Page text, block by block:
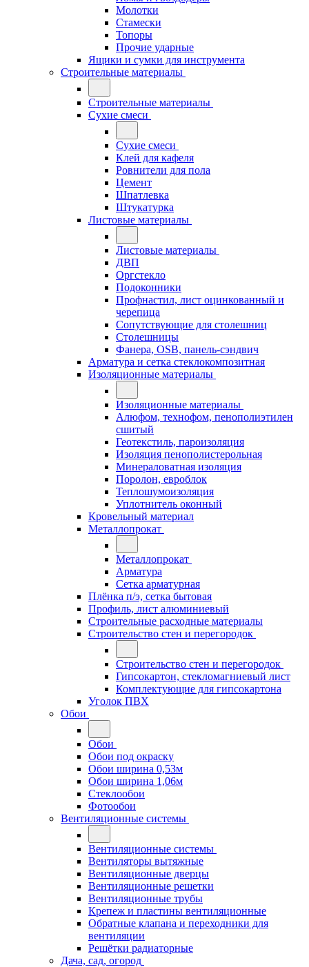
Молотки
Стамески
Топоры
Прочие ударные
Ящики и сумки для инструмента
Строительные материалы
Строительные материалы
Сухие смеси
Сухие смеси
Клей для кафеля
Ровнители для пола
Цемент
Шпатлевка
Штукатурка
Листовые материалы
Листовые материалы
ДВП
Оргстекло
Подоконники
Профнастил, лист оцинкованный и
черепица
Сопутствующие для столешниц
Столешницы
Фанера, OSB, панель-сэндвич
Арматура и сетка стеклокомпозитная
Изоляционные материалы
Изоляционные материалы
Алюфом, технофом, пенополиэтилен
сшитый
Геотекстиль, пароизоляция
Изоляция пенополистерольная
Минераловатная изоляция
Поролон, евроблок
Теплошумоизоляция
Уплотнитель оконный
Кровельный материал
Металлопрокат
Металлопрокат
Арматура
Сетка арматурная
Плёнка п/э, сетка бытовая
Профиль, лист алюминиевый
Строительные расходные материалы
Строительство стен и перегородок
Строительство стен и перегородок
Гипсокартон, стекломагниевый лист
Комплектующие для гипсокартона
Уголок ПВХ
Обои
Обои
Обои под окраску
Обои ширина 0,53м
Обои ширина 1,06м
Стеклообои
Фотообои
Вентиляционные системы
Вентиляционные системы
Вентиляторы вытяжные
Вентиляционные дверцы
Вентиляционные решетки
Вентиляционные трубы
Крепеж и пластины вентиляционные
Обратные клапана и переходники для
вентиляции
Решётки радиаторные
Дача, сад, огород